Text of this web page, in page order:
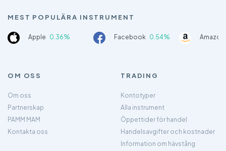
MEST POPULÄRA INSTRUMENT
Apple 0.36% Facebook 0.54%
OM OSS
Om oss
Partnerskap
PAMM MAM
Kontakta oss
TRADING
Kontotyper
Alla instrument
Öppettider för handel
Handelsavgifter och kostnader
Information om hävstång